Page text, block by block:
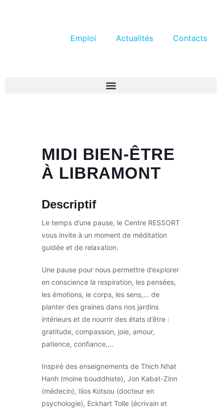
Emploi Actualités Contacts
MIDI BIEN-ÊTRE
À LIBRAMONT
Descriptif
Le temps d’une pause, le Centre RESSORT
vous invite à un moment de méditation
guidée et de relaxation.
Une pause pour nous permettre d’explorer
en conscience la respiration, les pensées,
les émotions, le corps, les sens,… de
planter des graines dans nos jardins
intérieurs et de nourrir des états d’être :
gratitude, compassion, joie, amour,
patience, confiance,…
Inspiré des enseignements de Thich Nhat
Hanh (moine bouddhiste), Jon Kabat-Zinn
(médecin), Ilios Kotsou (docteur en
psychologie), Eckhart Tolle (écrivain et